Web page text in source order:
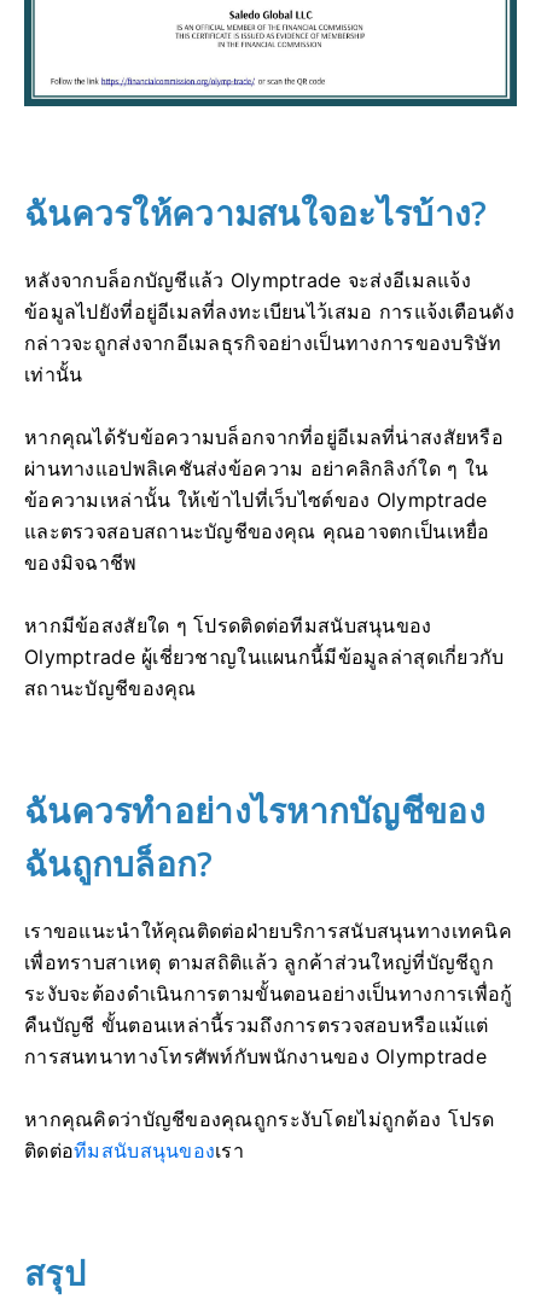
ฉันควรให้ความสนใจอะไรบ้าง?
หลังจากบล็อกบัญชีแล้ว Olymptrade จะส่งอีเมลแจ้ง
ข้อมูลไปยังที่อยู่อีเมลที่ลงทะเบียนไว้เสมอ การแจ้งเตือนดัง
กล่าวจะถูกส่งจากอีเมลธุรกิจอย่างเป็นทางการของบริษัท
เท่านั้น
หากคุณได้รับข้อความบล็อกจากที่อยู่อีเมลที่น่าสงสัยหรือ
ผ่านทางแอปพลิเคชันส่งข้อความ อย่าคลิกลิงก์ใด ๆ ใน
ข้อความเหล่านั้น ให้เข้าไปที่เว็บไซต์ของ Olymptrade
และตรวจสอบสถานะบัญชีของคุณ คุณอาจตกเป็นเหยื่อ
ของมิจฉาชีพ
หากมีข้อสงสัยใด ๆ โปรดติดต่อทีมสนับสนุนของ
Olymptrade ผู้เชี่ยวชาญในแผนกนี้มีข้อมูลล่าสุดเกี่ยวกับ
สถานะบัญชีของคุณ
ฉันควรทำอย่างไรหากบัญชีของ
ฉันถูกบล็อก?
เราขอแนะนำให้คุณติดต่อฝ่ายบริการสนับสนุนทางเทคนิค
เพื่อทราบสาเหตุ ตามสถิติแล้ว ลูกค้าส่วนใหญ่ที่บัญชีถูก
ระงับจะต้องดำเนินการตามขั้นตอนอย่างเป็นทางการเพื่อกู้
คืนบัญชี ขั้นตอนเหล่านี้รวมถึงการตรวจสอบหรือแม้แต่
การสนทนาทางโทรศัพท์กับพนักงานของ Olymptrade
หากคุณคิดว่าบัญชีของคุณถูกระงับโดยไม่ถูกต้อง โปรด
ติดต่อทีมสนับสนุนของเรา
สรุป